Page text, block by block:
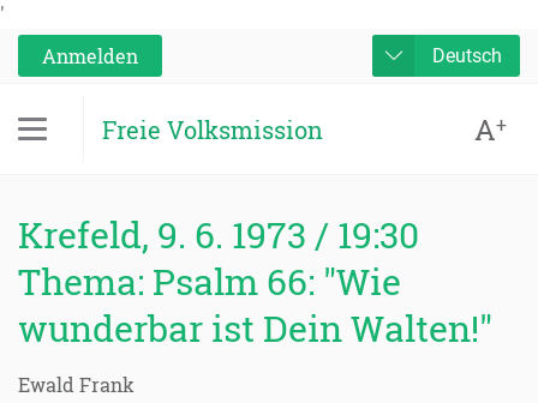
'
Anmelden
Deutsch
Freie Volksmission A+
Krefeld, 9. 6. 1973 / 19:30
Thema: Psalm 66: "Wie
wunderbar ist Dein Walten!"
Ewald Frank